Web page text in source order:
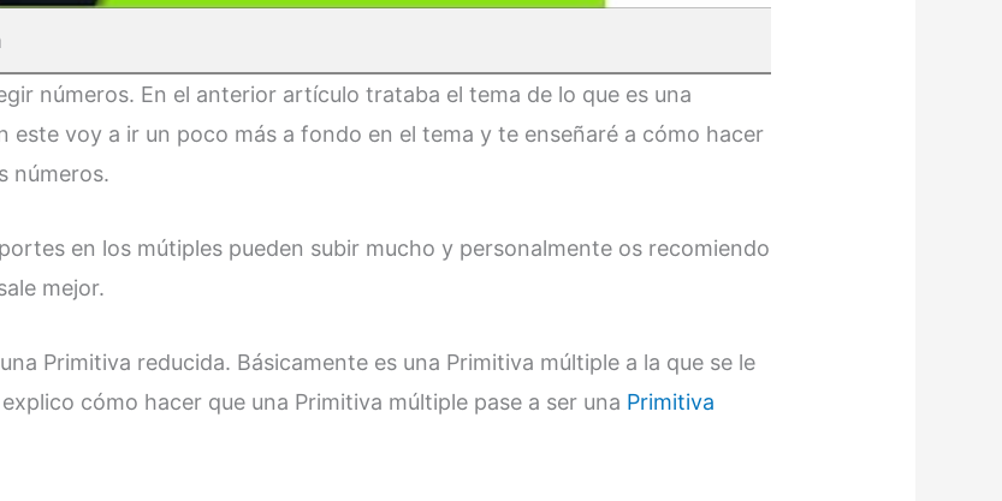
números. En el anterior artículo trataba el tema de lo que es una
este voy a ir un poco más a fondo en el tema y te enseñaré a cómo hacer
números.
en los mútiples pueden subir mucho y personalmente os recomiendo
mejor.
Primitiva reducida. Básicamente es una Primitiva múltiple a la que se le
cómo hacer que una Primitiva múltiple pase a ser una Primitiva